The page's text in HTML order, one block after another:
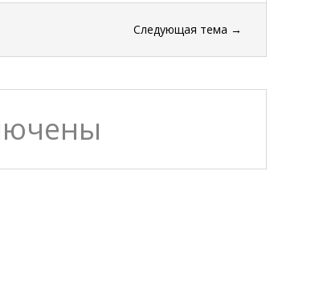
Следующая тема →